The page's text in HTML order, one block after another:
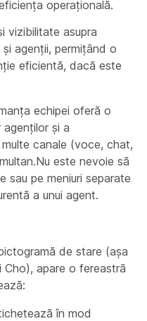
operațională.
vizibilitate asupra
agenții, permițând o
eficientă, dacă este
echipei oferă o
și a
canale (voce, chat,
este nevoie să
sau pe meniuri separate
a unui agent.
de stare (așa
Cho), apare o fereastră
în mod